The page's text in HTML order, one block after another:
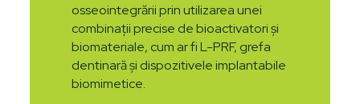
osseointegrării prin utilizarea unei
combinații precise de bioactivatori și
biomateriale, cum ar fi L-PRF, grefa
dentinară și dispozitivele implantabile
biomimetice.